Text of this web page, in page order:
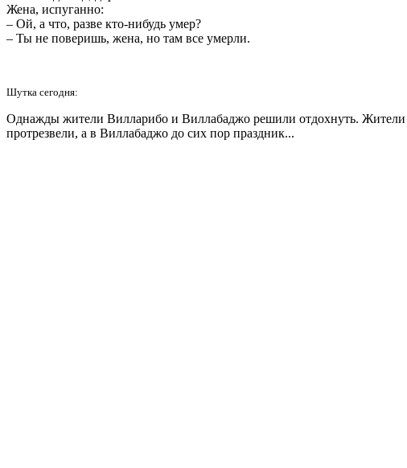
Жена, испуганно:
– Ой, а что, разве кто-нибудь умер?
– Ты не поверишь, жена, но там все умерли.
Шутка сегодня:
Однажды жители Вилларибо и Виллабаджо решили отдохнуть.
протрезвели, а в Виллабаджо до сих пор праздник...